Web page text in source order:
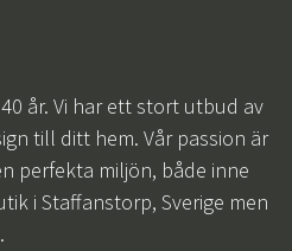
år. Vi har ett stort utbud av
till ditt hem. Vår passion är
perfekta miljön, både inne
i Staffanstorp, Sverige men